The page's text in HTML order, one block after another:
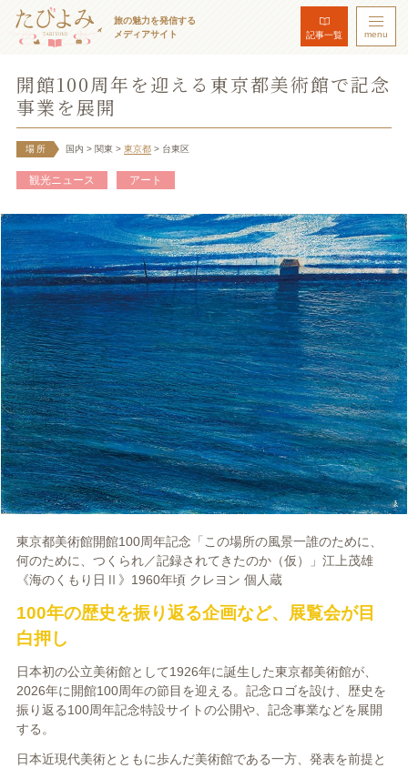
旅の魅力を発信する
メディアサイト
記事一覧 menu
開館100周年を迎える東京都美術館で記念
事業を展開
場所 国内 > 関東 > 東京都 > 台東区
観光ニュース アート
東京都美術館開館100周年記念「この場所の風景一誰のために、
何のために、つくられ／記録されてきたのか（仮）」江上茂雄
《海のくもり日Ⅱ》1960年頃 クレヨン 個人蔵
100年の歴史を振り返る企画など、展覧会が目
白押し
日本初の公立美術館として1926年に誕生した東京都美術館が、
2026年に開館100周年の節目を迎える。記念ロゴを設け、歴史を
振り返る100周年記念特設サイトの公開や、記念事業などを展開
する。
日本近現代美術とともに歩んだ美術館である一方、発表を前提と